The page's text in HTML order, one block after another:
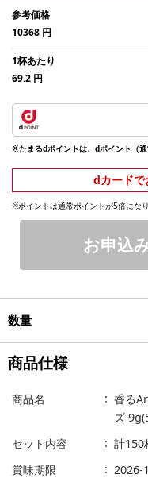
参考価格
10368 円
1杯あたり
69.2 円
※たまるdポイントは、dポイント（通
dカードで
※ポイントは通常ポイントが5倍にな
お申込
数量
商品仕様
商品名
香る
ズ
セット内容
計150
賞味期限
2026-